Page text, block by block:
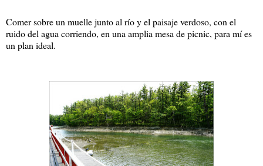
Comer sobre un muelle junto al río y el paisaje verdoso, con el
ruido del agua corriendo, en una amplia mesa de picnic, para mí es
un plan ideal.